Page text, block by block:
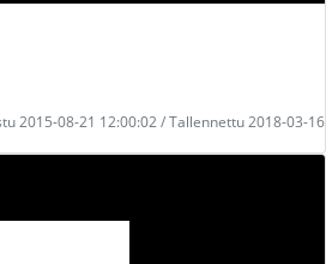
2015-08-21 12:00:02 / Tallennettu 2018-03-16